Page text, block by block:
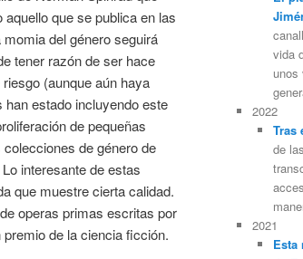
que se publica en las
del género seguirá
tener razón de ser hace
(aunque aún haya
estado incluyendo este
de pequeñas
de género de
interesante de estas
que muestre cierta calidad.
operas primas escritas por
de la ciencia ficción.
vida
unos
2022
Tras
de
2021
Esta